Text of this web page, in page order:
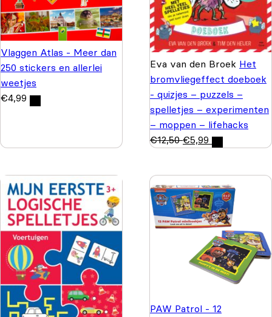
Vlaggen Atlas - Meer dan
250 stickers en allerlei
weetjes
€4,99
Eva van den Broek Het
bromvliegeffect doeboek
- quizjes – puzzels –
spelletjes – experimenten
– moppen – lifehacks
€12,50 €5,99
PAW Patrol - 12